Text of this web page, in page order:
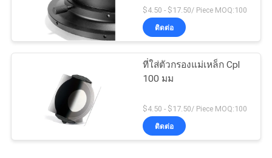
$4.50 - $17.50/ Piece MOQ:100
ติดต่อ
ที่ใส่ตัวกรองแม่เหล็ก Cpl
100 มม
$4.50 - $17.50/ Piece MOQ:100
ติดต่อ